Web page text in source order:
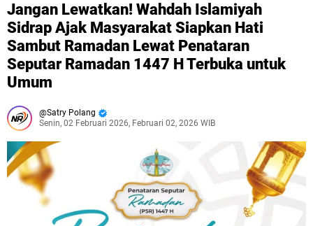
Jangan Lewatkan! Wahdah Islamiyah
Sidrap Ajak Masyarakat Siapkan Hati
Sambut Ramadan Lewat Penataran
Seputar Ramadan 1447 H Terbuka untuk
Umum
Satry Polang
Senin, 02 Februari 2026, Februari 02, 2026 WIB